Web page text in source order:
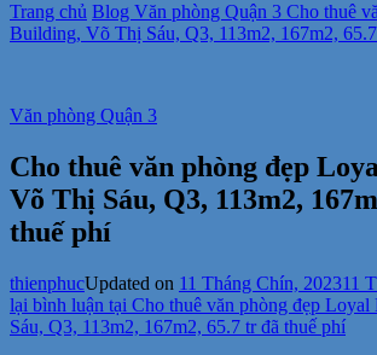
Trang chủ Blog Văn phòng Quận 3 Cho thuê
Building, Võ Thị Sáu, Q3, 113m2, 167m2,
Văn phòng Quận 3
Cho thuê văn phòng đẹp
Võ Thị Sáu, Q3, 113m2,
thuế phí
thienphucUpdated on 11 Tháng Chín, 202311
lại bình luận tại Cho thuê văn phòng đẹp
Sáu, Q3, 113m2, 167m2, 65.7 tr đã thuế phí